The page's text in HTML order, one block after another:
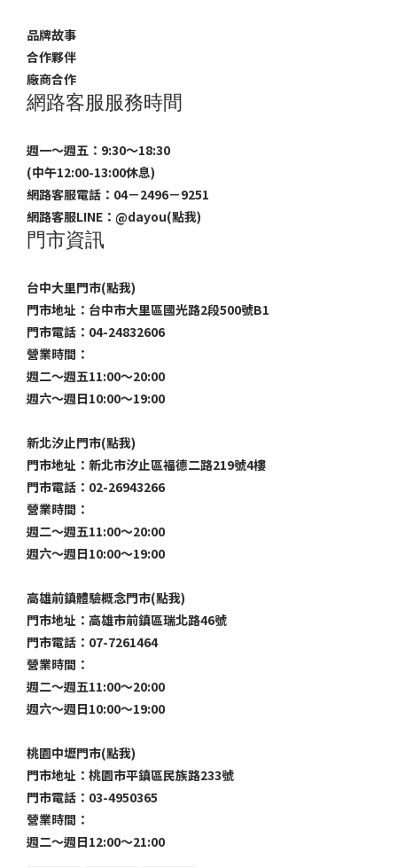
品牌故事
合作夥伴
廠商合作
網路客服服務時間
週一～週五：9:30～18:30
(中午12:00-13:00休息)
網路客服電話：04－2496－9251
網路客服LINE： @dayou(點我)
門市資訊
台中大里門市(點我)
門市地址：台中市大里區國光路2段500號B1
門市電話：04-24832606
營業時間：
週二～週五11:00～20:00
週六～週日10:00～19:00
新北汐止門市(點我)
門市地址：新北市汐止區福德二路219號4樓
門市電話：02-26943266
營業時間：
週二～週五11:00～20:00
週六～週日10:00～19:00
高雄前鎮體驗概念門市(點我)
門市地址：高雄市前鎮區瑞北路46號
門市電話：07-7261464
營業時間：
週二～週五11:00～20:00
週六～週日10:00～19:00
桃園中壢門市(點我)
門市地址：桃園市平鎮區民族路233號
門市電話：03-4950365
營業時間：
週二～週日12:00～21:00